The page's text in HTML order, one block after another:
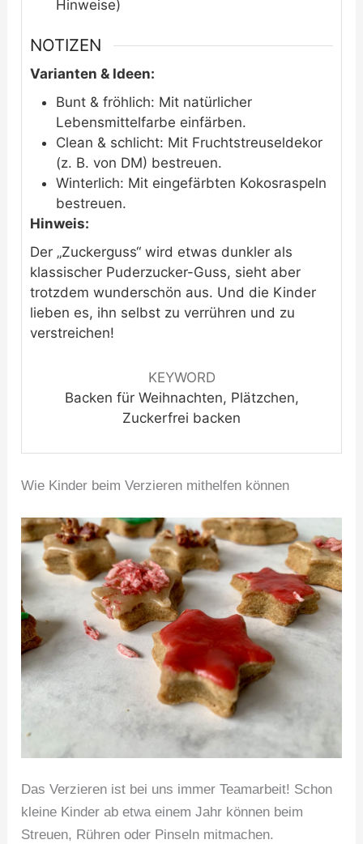
Hinweise)
NOTIZEN
Varianten & Ideen:
Bunt & fröhlich: Mit natürlicher
Lebensmittelfarbe einfärben.
Clean & schlicht: Mit Fruchtstreuseldekor
(z. B. von DM) bestreuen.
Winterlich: Mit eingefärbten Kokosraspeln
bestreuen.
Hinweis:
Der „Zuckerguss“ wird etwas dunkler als
klassischer Puderzucker-Guss, sieht aber
trotzdem wunderschön aus. Und die Kinder
lieben es, ihn selbst zu verrühren und zu
verstreichen!
KEYWORD
Backen für Weihnachten, Plätzchen,
Zuckerfrei backen
Wie Kinder beim Verzieren mithelfen können
Das Verzieren ist bei uns immer Teamarbeit! Schon
kleine Kinder ab etwa einem Jahr können beim
Streuen, Rühren oder Pinseln mitmachen.